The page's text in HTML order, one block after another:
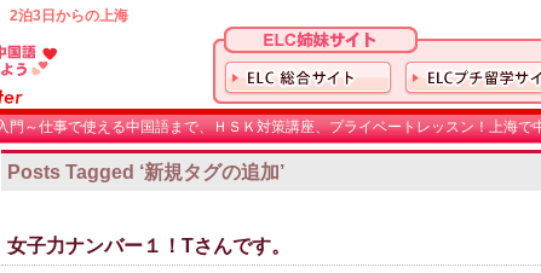
2泊3日からの上海
門～仕事で使える中国語まで、ＨＳＫ対策講座、プライベートレッスン！上海で
Posts Tagged ‘新規タグの追加’
女子力ナンバー１！Tさんです。